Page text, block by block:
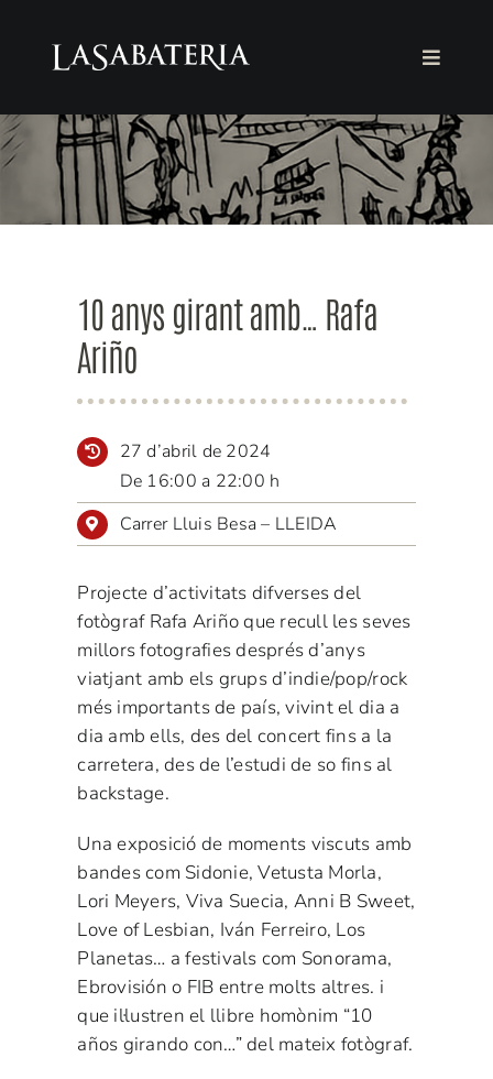
content
Toggle
LA FUNDACIÓ
LA LLIBRERIA
COL·LABORA
Català
10 anys girant amb… Rafa
Ariño
27 d’abril de 2024
De 16:00 a 22:00 h
Carrer Lluis Besa – LLEIDA
Projecte d’activitats difverses del
fotògraf Rafa Ariño que recull les seves
millors fotografies després d’anys
viatjant amb els grups d’indie/pop/rock
més importants de país, vivint el dia a
dia amb ells, des del concert fins a la
carretera, des de l’estudi de so fins al
backstage.
Una exposició de moments viscuts amb
bandes com Sidonie, Vetusta Morla,
Lori Meyers, Viva Suecia, Anni B Sweet,
Love of Lesbian, Iván Ferreiro, Los
Planetas… a festivals com Sonorama,
Ebrovisión o FIB entre molts altres. i
que il·lustren el llibre homònim “10
años girando con…” del mateix fotògraf.